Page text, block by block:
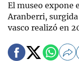
El museo expone
Aranberri,
vasco realizó en